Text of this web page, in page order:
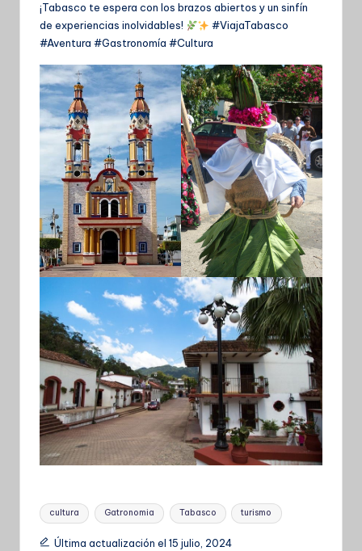
¡Tabasco te espera con los brazos abiertos y un sinfín
de experiencias inolvidables!
#ViajaTabasco
#Aventura #Gastronomía #Cultura
Etiquetas:
cultura Gatronomia Tabasco turismo
Última actualización el 15 julio, 2024